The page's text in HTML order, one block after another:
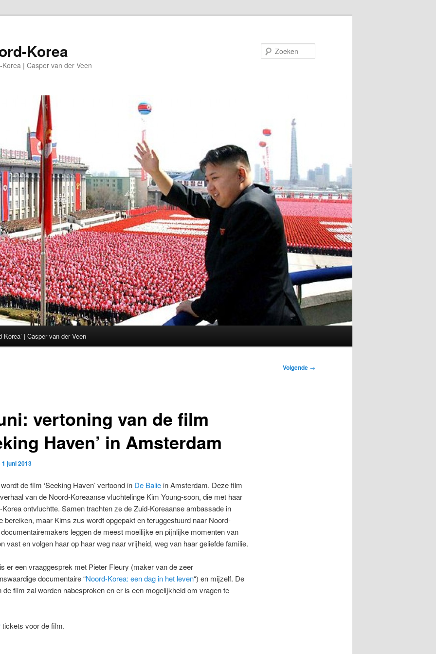
Korea
| Casper van der Veen
Korea’ | Casper van der Veen
Volgende →
vertoning van de film
Haven’ in Amsterdam
1 juni 2013
de film ‘Seeking Haven’ vertoond in De Baliein Amsterdam. Deze film
van de Noord-Koreaanse vluchtelinge Kim Young-soon, die met haar
ontvluchtte. Samen trachten ze de Zuid-Koreaanse ambassade in
bereiken, maar Kims zus wordt opgepakt en teruggestuurd naar Noord-
leggen de meest moeilijke en pijnlijke momenten van
vast en volgen haar op haar weg naar vrijheid, weg van haar geliefde familie.
er een vraaggesprek met Pieter Fleury (maker van de zeer
documentaire “Noord-Korea: een dag in het leven“) en mijzelf. De
de film zal worden nabesproken en er is een mogelijkheid om vragen te
tickets voor de film.